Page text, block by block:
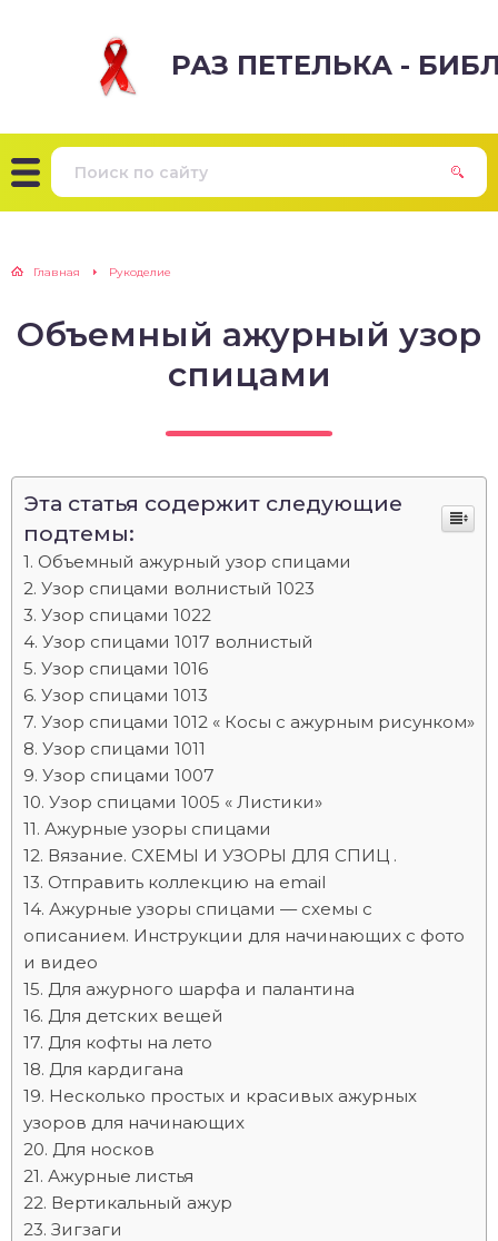
РАЗ ПЕТЕЛЬКА -
Главная Рукоделие
Объемный ажурный узор
спицами
Эта статья содержит следующие
подтемы:
Объемный ажурный узор спицами
Узор спицами волнистый 1023
Узор спицами 1022
Узор спицами 1017 волнистый
Узор спицами 1016
Узор спицами 1013
Узор спицами 1012 « Косы с ажурным рисунком»
Узор спицами 1011
Узор спицами 1007
Узор спицами 1005 « Листики»
Ажурные узоры спицами
Вязание. СХЕМЫ И УЗОРЫ ДЛЯ СПИЦ .
Отправить коллекцию на email
Ажурные узоры спицами — схемы с
описанием. Инструкции для начинающих с фото
и видео
Для ажурного шарфа и палантина
Для детских вещей
Для кофты на лето
Для кардигана
Несколько простых и красивых ажурных
узоров для начинающих
Для носков
Ажурные листья
Вертикальный ажур
Зигзаги